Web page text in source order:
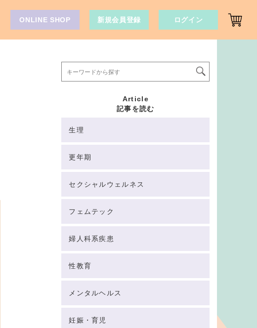
Article
記事を読む
生理
更年期
セクシャルウェルネス
フェムテック
婦人科系疾患
性教育
メンタルヘルス
妊娠・育児
ONLINE SHOP 新規会員登録 ログイン